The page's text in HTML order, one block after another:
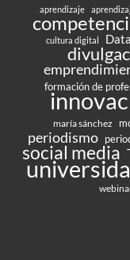
aprendizaje
cultura digital
formación de
maría sánchez
periodismo
social media